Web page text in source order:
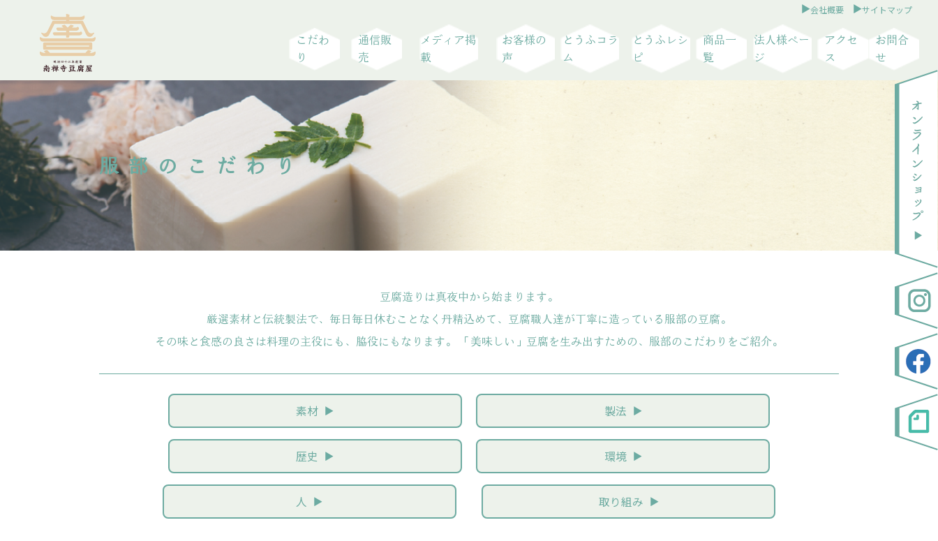
会社概要 サイトマップ
こだわ
り
通信販
売
メディア掲
載
お客様の
声
とうふコラ
ム
とうふレシ
ピ
商品一
覧
法人様ペー
ジ
アクセ
ス
お問合
せ
服部のこだわり
豆腐造りは真夜中から始まります。
厳選素材と伝統製法で、毎日毎日休むことなく丹精込めて、豆腐職人達が丁寧に造っている服部の豆腐。
その味と食感の良さは料理の主役にも、脇役にもなります。 「美味しい」豆腐を生み出すための、服部のこだわりをご紹介。
素材 製法
歴史 環境
人 取り組み